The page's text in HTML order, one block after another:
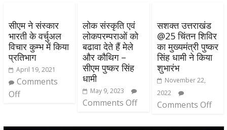
सीएम ने संस्कार
भारती के वर्चुअल
विचार कुम्भ में किया
प्रतिभाग
April 19, 2021
Comments
Off
लोक संस्कृति एवं
लोकपरम्पराओं को
बढावा देते हैं मेले
और कौथिग –
सीएम पुष्कर सिंह
धामी
May 9, 2023
Comments Off
सशक्त उत्तराखंड
@25 चिंतन शिविर
का मुख्यमंत्री पुष्कर
सिंह धामी ने किया
शुभारंभ
November 22,
2022
Comments Off